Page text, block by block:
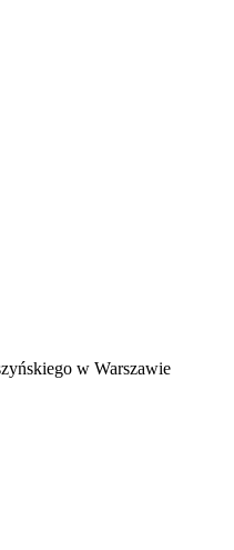
w Warszawie